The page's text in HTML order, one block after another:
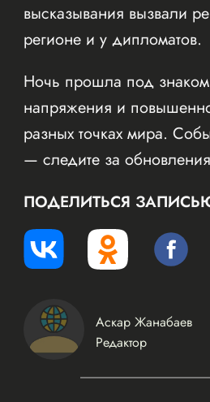
высказывания вызвали
регионе и у дипломатов.
Ночь прошла под знаком
напряжения и
разных точках мира.
— следите за
ПОДЕЛИТЬСЯ
Аскар Жанабаев
Редактор